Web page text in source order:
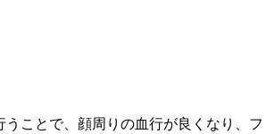
ことで、顔周りの血行が良くなり、フ